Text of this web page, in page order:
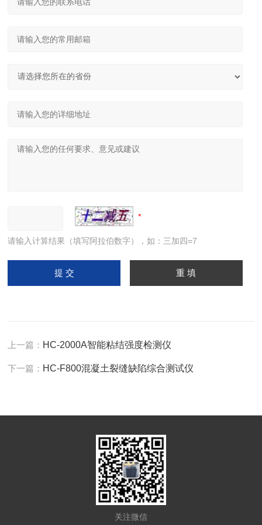
请输入计算结果（填写阿拉伯数字），如：三加四=7
上一篇： HC-2000A智能粘结强度检测仪
下一篇： HC-F800混凝土裂缝缺陷综合测试仪
关注微信